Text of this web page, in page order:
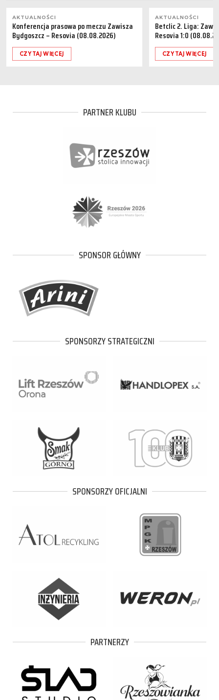
AKTUALNOŚCI
Konferencja prasowa po meczu Zawisza
Bydgoszcz – Resovia (08.08.2026)
CZYTAJ WIĘCEJ
AKTUALNOŚCI
Betclic 2. Liga:
Resovia 1:0
CZYTAJ WIĘCEJ
PARTNER KLUBU
SPONSOR GŁÓWNY
SPONSORZY STRATEGICZNI
SPONSORZY OFICJALNI
PARTNERZY